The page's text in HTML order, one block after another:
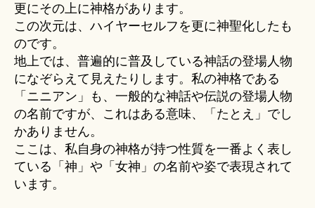
更にその上に神格があります。
この次元は、ハイヤーセルフを更に神聖化したも
のです。
地上では、普遍的に普及している神話の登場人物
になぞらえて見えたりします。私の神格である
「ニニアン」も、一般的な神話や伝説の登場人物
の名前ですが、これはある意味、「たとえ」でし
かありません。
ここは、私自身の神格が持つ性質を一番よく表し
ている「神」や「女神」の名前や姿で表現されて
います。